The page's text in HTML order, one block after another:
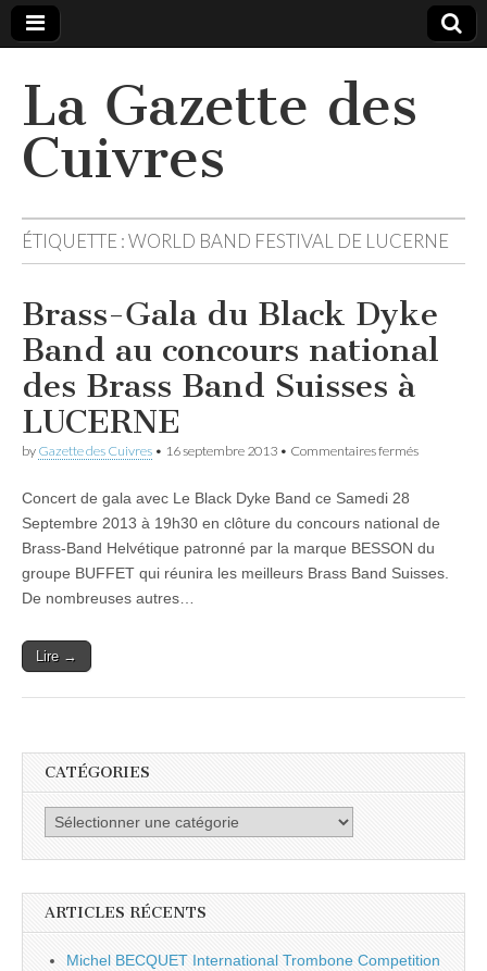
La Gazette des
Cuivres
ÉTIQUETTE :WORLD BAND FESTIVAL DE LUCERNE
Brass-Gala du Black Dyke
Band au concours national
des Brass Band Suisses à
LUCERNE
by Gazette des Cuivres • 16 septembre 2013 • Commentaires ferméssur
Black
Band
au
à
Concert de gala avec Le Black Dyke Band ce Samedi 28
Septembre 2013 à 19h30 en clôture du concours national de
Brass-Band Helvétique patronné par la marque BESSON du
groupe BUFFET qui réunira les meilleurs Brass Band Suisses.
De nombreuses autres…
Lire →
CATÉGORIES
Catégories
ARTICLES RÉCENTS
Michel BECQUET International Trombone Competition